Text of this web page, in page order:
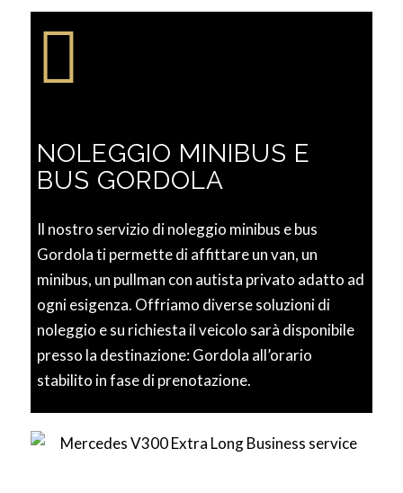
NOLEGGIO MINIBUS E
BUS GORDOLA
Il nostro servizio di noleggio minibus e bus
Gordola ti permette di affittare un van, un
minibus, un pullman con autista privato adatto ad
ogni esigenza. Offriamo diverse soluzioni di
noleggio e su richiesta il veicolo sarà disponibile
presso la destinazione: Gordola all’orario
stabilito in fase di prenotazione.